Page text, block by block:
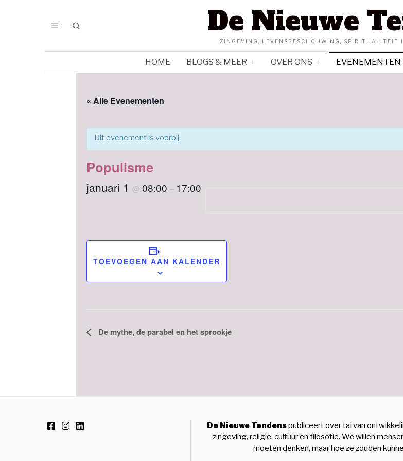
De Nieuwe
ZINGEVING, LEVENSBESCHOUWING, SPIRITUALITEIT
HOME BLOGS & MEER OVER ONS EVENEMENTEN
« Alle Evenementen
Dit evenement is voorbij.
Populisme
januari 1 @ 08:00 – 17:00
TOEVOEGEN AAN KALENDER
Evenement
De mythe, de parabel en het sprookje
De Nieuwe Tendenspubliceert over tal van
zingeving, religie, cultuur en filosofie. We willen
moeten denken, maar hoe ze zouden